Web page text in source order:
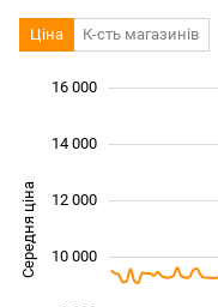
Ціна К-сть магазинів
Середня ціна 10 000
12 000
14 000
16 000